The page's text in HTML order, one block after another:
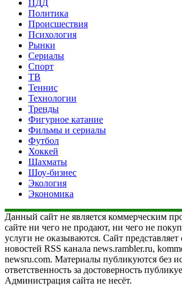
ПДД
Политика
Происшествия
Психология
Рынки
Сериалы
Спорт
ТВ
Теннис
Технологии
Тренды
Фигурное катание
Фильмы и сериалы
Футбол
Хоккей
Шахматы
Шоу-бизнес
Экология
Экономика
Данный сайт не является коммерческим
сайте ни чего не продают, ни чего не
услуги не оказываются. Сайт представляет
новостей RSS канала news.rambler.ru,
newsru.com. Материалы публикуются без
ответственность за достоверность
Администрация сайта не несёт.